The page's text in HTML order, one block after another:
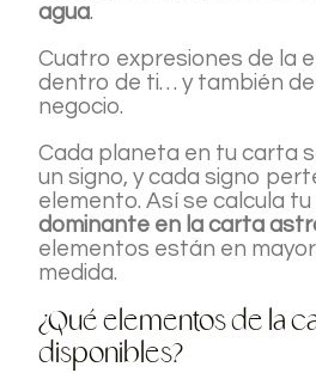
agua.
Cuatro expresiones de la
dentro de ti… y también
negocio.
Cada planeta en tu carta
un signo, y cada signo
elemento. Así se calcula tu
dominante en la carta
elementos están en
medida.
¿Qué elementos de la
disponibles?